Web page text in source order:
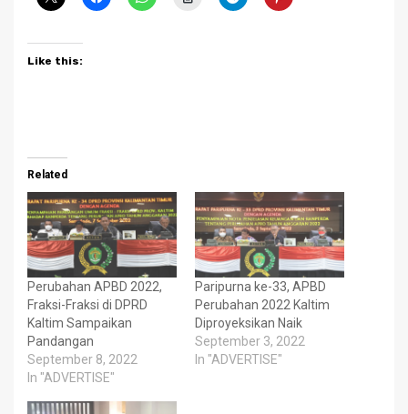
Like this:
Related
Perubahan APBD 2022,
Fraksi-Fraksi di DPRD
Kaltim Sampaikan
Pandangan
September 8, 2022
In "ADVERTISE"
Paripurna ke-33, APBD
Perubahan 2022 Kaltim
Diproyeksikan Naik
September 3, 2022
In "ADVERTISE"